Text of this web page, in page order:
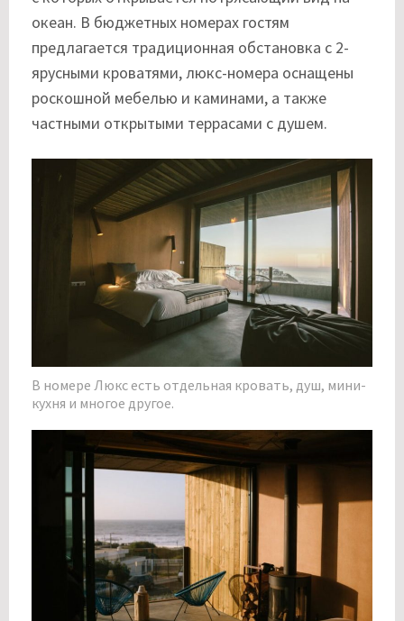
океан. В бюджетных номерах гостям
предлагается традиционная обстановка с 2-
ярусными кроватями, люкс-номера оснащены
роскошной мебелью и каминами, а также
частными открытыми террасами с душем.
В номере Люкс есть отдельная кровать, душ, мини-
кухня и многое другое.